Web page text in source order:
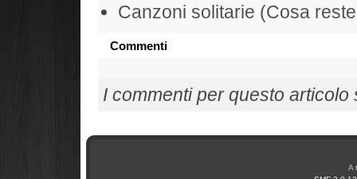
Canzoni solitarie (Cosa
Commenti
I commenti per questo articolo
A